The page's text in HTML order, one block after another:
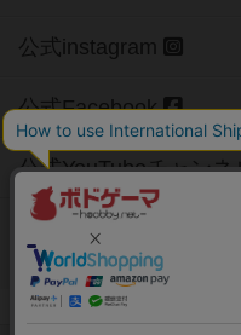
公式instagram
公式Facebook
公式YouTubeチャン